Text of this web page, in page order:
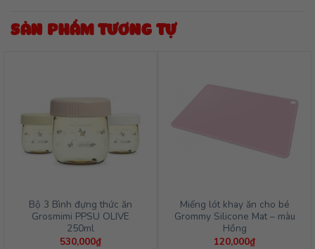
SẢN PHẨM TƯƠNG TỰ
Bộ 3 Bình đựng thức ăn
Grosmimi PPSU OLIVE
250ml
530,000₫
Miếng lót khay ăn cho bé
Grommy Silicone Mat – màu
Hồng
120,000₫